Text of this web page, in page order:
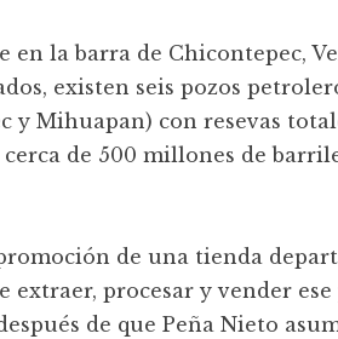
en la barra de Chicontepec,
existen seis pozos
Mihuapan) con resevas
de 500 millones de
de una tienda
extraer, procesar y vender
de que Peña Nieto